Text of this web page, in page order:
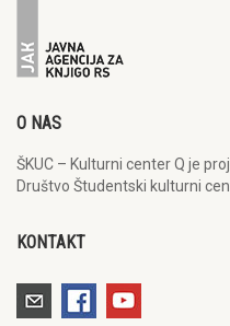
O NAS
ŠKUC – Kulturni center Q je
Društvo Študentski kulturni
KONTAKT